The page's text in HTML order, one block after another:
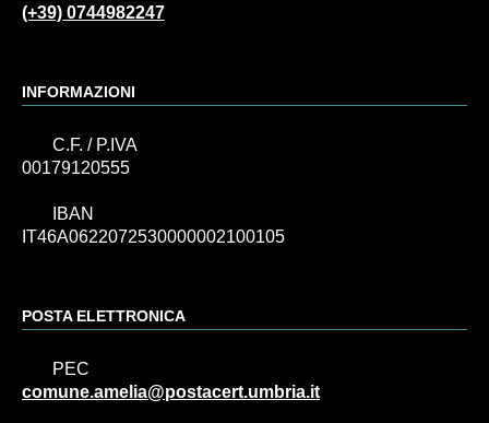
(+39) 0744982247
INFORMAZIONI
C.F. / P.IVA
00179120555
IBAN
IT46A0622072530000002100105
POSTA ELETTRONICA
PEC
comune.amelia@postacert.umbria.it